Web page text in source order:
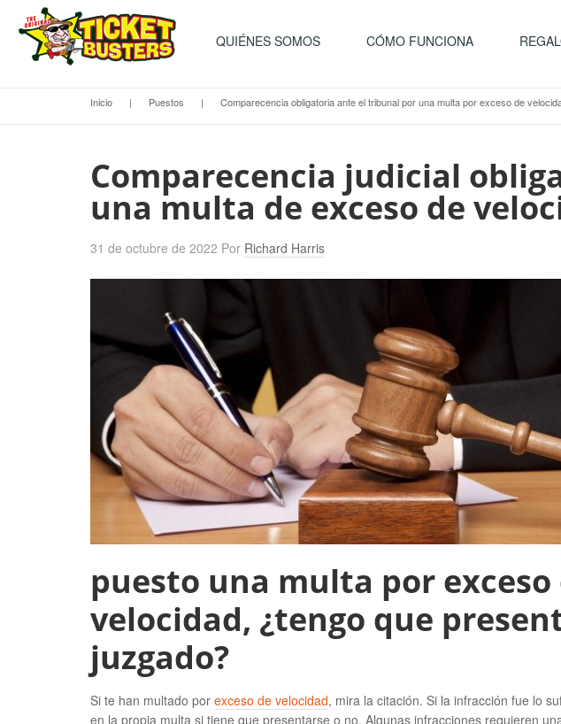
QUIÉNES SOMOS CÓMO FUNCIONA
Inicio | Puestos | Comparecencia obligatoria ante el tribunal por una multa por exceso de
Comparecencia judicial
una multa de exceso de
31 de octubre de 2022 Por Richard Harris
puesto una multa por exceso
velocidad, ¿tengo que
juzgado?
Si te han multado por exceso de velocidad, mira la citación. Si la infracción fue lo
en la propia multa si tiene que presentarse o no. Algunas infracciones requieren